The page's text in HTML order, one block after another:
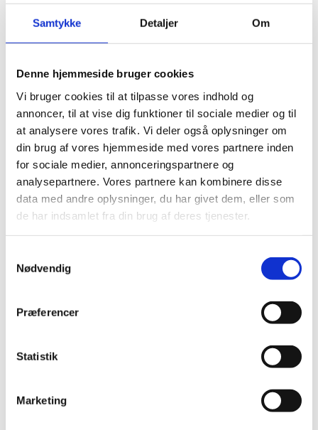
Samtykke Detaljer Om
Denne hjemmeside bruger cookies
Vi bruger cookies til at tilpasse vores indhold og
annoncer, til at vise dig funktioner til sociale medier og til
at analysere vores trafik. Vi deler også oplysninger om
din brug af vores hjemmeside med vores partnere inden
for sociale medier, annonceringspartnere og
analysepartnere. Vores partnere kan kombinere disse
data med andre oplysninger, du har givet dem, eller som
de har indsamlet fra din brug af deres tjenester.
Nødvendig
Præferencer
Statistik
Marketing